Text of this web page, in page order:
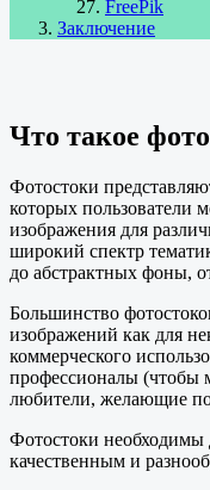
FreePik
Заключение
Что такое
Фотостоки
которых пользователи
изображения для
широкий спектр
до абстрактных фоны,
Большинство
изображений как для
коммерческого
профессионалы (чтобы
любители, желающие
Фотостоки необходимы
качественным и